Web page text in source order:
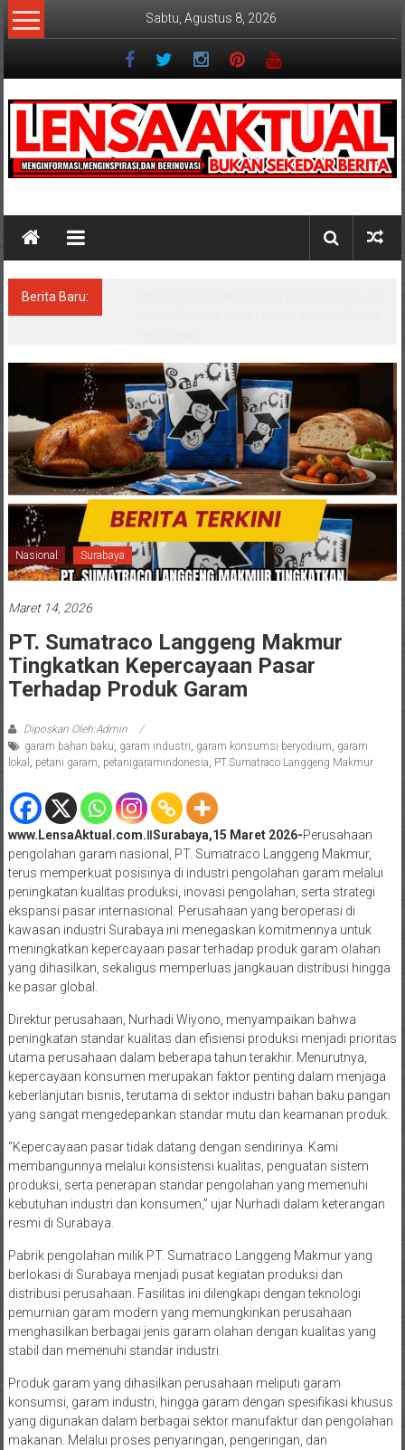
Lompat
ke
Sabtu, Agustus 8, 2026
Berita Baru:
Nasional Surabaya
Maret 14, 2026
PT. Sumatraco Langgeng Makmur
Tingkatkan Kepercayaan Pasar
Terhadap Produk Garam
Diposkan Oleh:Admin
garam bahan baku garam industri garam konsumsi beryodium garam
lokal
petani garam petanigaramindonesia PT.Sumatraco Langgeng Makmur
www.LensaAktual.com.ǁSurabaya,15 Maret 2026-Perusahaan
pengolahan garam nasional, PT. Sumatraco Langgeng Makmur,
terus memperkuat posisinya di industri pengolahan garam melalui
peningkatan kualitas produksi, inovasi pengolahan, serta strategi
ekspansi pasar internasional. Perusahaan yang beroperasi di
kawasan industri Surabaya ini menegaskan komitmennya untuk
meningkatkan kepercayaan pasar terhadap produk garam olahan
yang dihasilkan, sekaligus memperluas jangkauan distribusi hingga
ke pasar global.
Direktur perusahaan, Nurhadi Wiyono, menyampaikan bahwa
peningkatan standar kualitas dan efisiensi produksi menjadi prioritas
utama perusahaan dalam beberapa tahun terakhir. Menurutnya,
kepercayaan konsumen merupakan faktor penting dalam menjaga
keberlanjutan bisnis, terutama di sektor industri bahan baku pangan
yang sangat mengedepankan standar mutu dan keamanan produk.
“Kepercayaan pasar tidak datang dengan sendirinya. Kami
membangunnya melalui konsistensi kualitas, penguatan sistem
produksi, serta penerapan standar pengolahan yang memenuhi
kebutuhan industri dan konsumen,” ujar Nurhadi dalam keterangan
resmi di Surabaya.
Pabrik pengolahan milik PT. Sumatraco Langgeng Makmur yang
berlokasi di Surabaya menjadi pusat kegiatan produksi dan
distribusi perusahaan. Fasilitas ini dilengkapi dengan teknologi
pemurnian garam modern yang memungkinkan perusahaan
menghasilkan berbagai jenis garam olahan dengan kualitas yang
stabil dan memenuhi standar industri.
Produk garam yang dihasilkan perusahaan meliputi garam
konsumsi, garam industri, hingga garam dengan spesifikasi khusus
yang digunakan dalam berbagai sektor manufaktur dan pengolahan
makanan. Melalui proses penyaringan, pengeringan, dan